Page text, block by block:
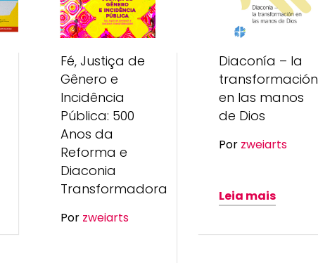
Fé, Justiça de
Gênero e
Incidência
Pública: 500
Anos da
Reforma e
Diaconia
Transformadora
Por zweiarts
Diaconía – la
transformación
en las manos
de Dios
Por zweiarts
Leia mais